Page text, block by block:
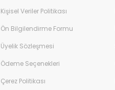
Kişisel Veriler Politikası
Ön Bilgilendirme Formu
Üyelik Sözleşmesi
Ödeme Seçenekleri
Çerez Politikası